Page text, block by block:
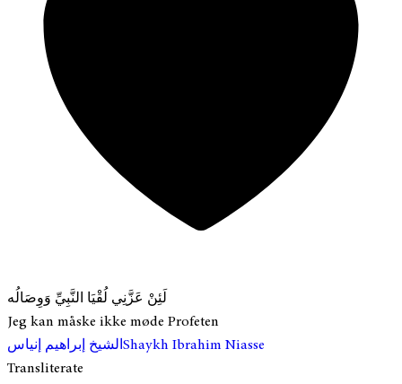
لَئِنْ عَزَّنِي لُقْيَا النَّبِيِّ وَوِصَالُه
Jeg kan måske ikke møde Profeten
الشيخ إبراهيم إنياسShaykh Ibrahim Niasse
Transliterate